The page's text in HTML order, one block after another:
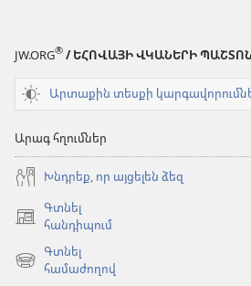
JW.ORG® / ԵՀՈՎԱՅԻ ՎԿԱՆԵՐԻ
Արտաքին տեսքի
Արագ հղումներ
Խնդրեք, որ այցելեն ձեզ
Գտնել
հանդիպում
(բացվում
նոր
պատուհան)
Գտնել
համաժողով
(բացվում